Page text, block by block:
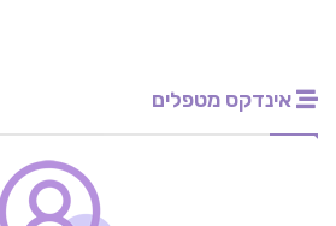
אינדקס מטפלים